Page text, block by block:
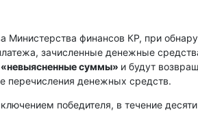
Министерства финансов КР, при
зачисленные денежные
«невыясненные суммы» и будут
перечисления денежных средств.
победителя, в течение десяти